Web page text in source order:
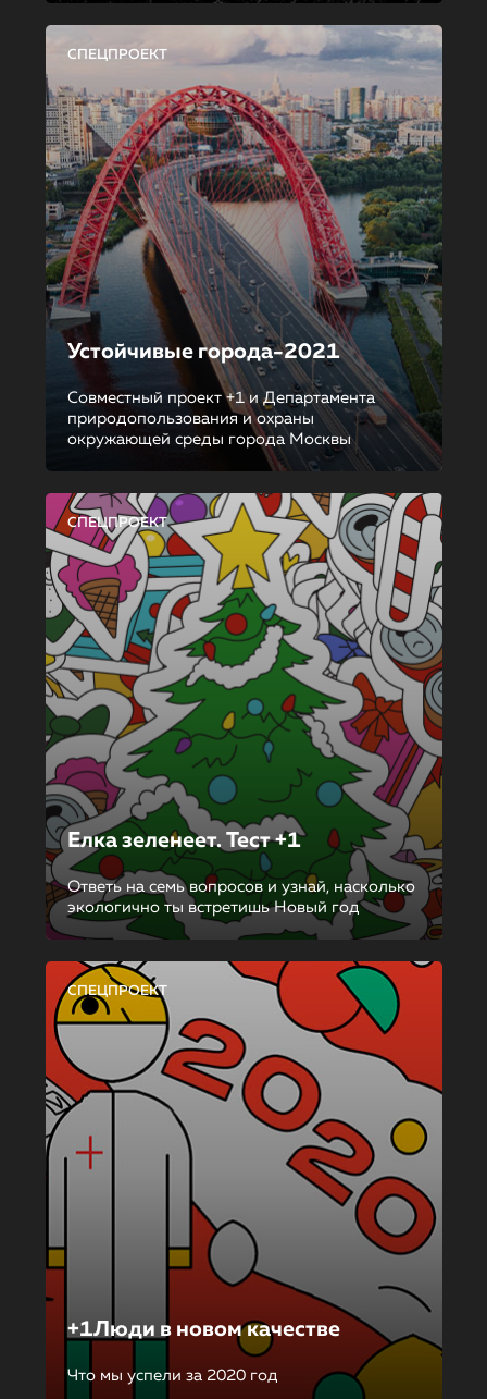
СПЕЦПРОЕКТ
Устойчивые города-2021
Совместный проект +1 и Департамента
природопользования и охраны
окружающей среды города Москвы
СПЕЦПРОЕКТ
Елка зеленеет. Тест +1
Ответь на семь вопросов и узнай, насколько
экологично ты встретишь Новый год
СПЕЦПРОЕКТ
+1Люди в новом качестве
Что мы успели за 2020 год